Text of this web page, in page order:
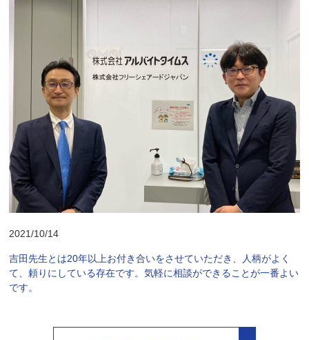
2021/10/14
吉田先生とは20年以上お付き合いをさせていただき、人柄がよく
て、頼りにしている存在です。気軽に相談ができることが一番よい
です。